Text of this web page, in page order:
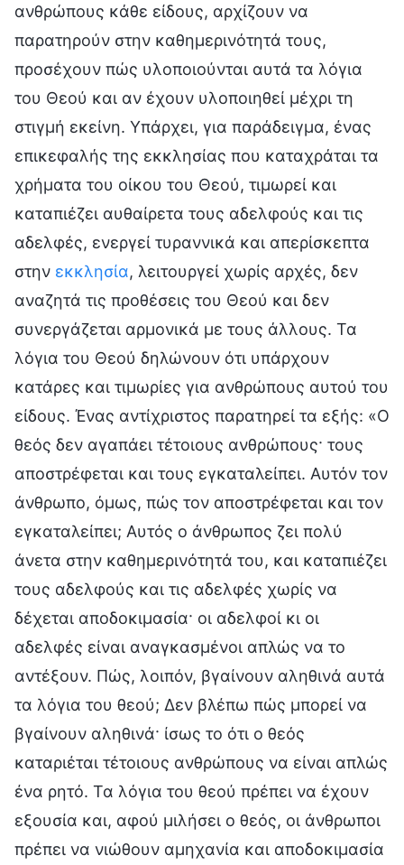
ανθρώπους κάθε είδους, αρχίζουν να
παρατηρούν στην καθημερινότητά τους,
προσέχουν πώς υλοποιούνται αυτά τα λόγια
του Θεού και αν έχουν υλοποιηθεί μέχρι τη
στιγμή εκείνη. Υπάρχει, για παράδειγμα, ένας
επικεφαλής της εκκλησίας που καταχράται τα
χρήματα του οίκου του Θεού, τιμωρεί και
καταπιέζει αυθαίρετα τους αδελφούς και τις
αδελφές, ενεργεί τυραννικά και απερίσκεπτα
στην εκκλησία, λειτουργεί χωρίς αρχές, δεν
αναζητά τις προθέσεις του Θεού και δεν
συνεργάζεται αρμονικά με τους άλλους. Τα
λόγια του Θεού δηλώνουν ότι υπάρχουν
κατάρες και τιμωρίες για ανθρώπους αυτού του
είδους. Ένας αντίχριστος παρατηρεί τα εξής: «Ο
θεός δεν αγαπάει τέτοιους ανθρώπους· τους
αποστρέφεται και τους εγκαταλείπει. Αυτόν τον
άνθρωπο, όμως, πώς τον αποστρέφεται και τον
εγκαταλείπει; Αυτός ο άνθρωπος ζει πολύ
άνετα στην καθημερινότητά του, και καταπιέζει
τους αδελφούς και τις αδελφές χωρίς να
δέχεται αποδοκιμασία· οι αδελφοί κι οι
αδελφές είναι αναγκασμένοι απλώς να το
αντέξουν. Πώς, λοιπόν, βγαίνουν αληθινά αυτά
τα λόγια του θεού; Δεν βλέπω πώς μπορεί να
βγαίνουν αληθινά· ίσως το ότι ο θεός
καταριέται τέτοιους ανθρώπους να είναι απλώς
ένα ρητό. Τα λόγια του θεού πρέπει να έχουν
εξουσία και, αφού μιλήσει ο θεός, οι άνθρωποι
πρέπει να νιώθουν αμηχανία και αποδοκιμασία